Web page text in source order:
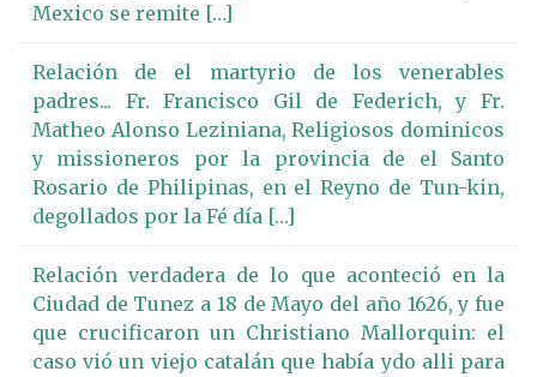
Mexico se remite […]
Relación de el martyrio de los venerables
padres... Fr. Francisco Gil de Federich, y Fr.
Matheo Alonso Leziniana, Religiosos dominicos
y missioneros por la provincia de el Santo
Rosario de Philipinas, en el Reyno de Tun-kin,
degollados por la Fé día […]
Relación verdadera de lo que aconteció en la
Ciudad de Tunez a 18 de Mayo del año 1626, y fue
que crucificaron un Christiano Mallorquin: el
caso vió un viejo catalán que había ydo alli para